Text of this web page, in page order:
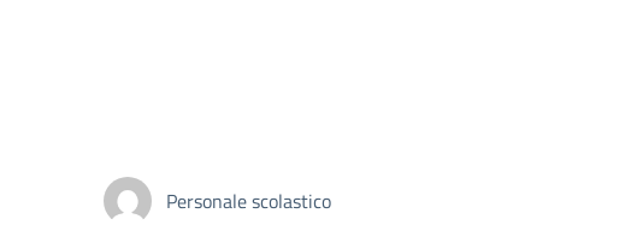
Personale scolastico